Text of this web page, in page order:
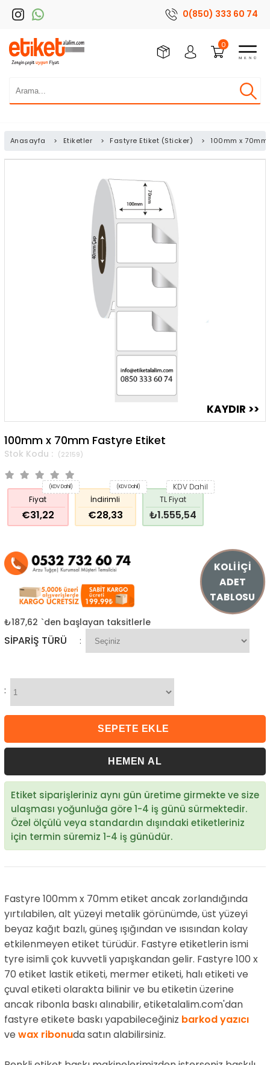
0(850) 333 60 74
0
Anasayfa > Etiketler > Fastyre Etiket (Sticker) > 100mm x
100mm x 70mm Fastyre Etiket
(22159)
Fiyat
€31,22
(KDV Dahil)
İndirimli
€28,33
(KDV Dahil)
TL Fiyat
₺1.555,54
KDV Dahil
₺187,62 `den başlayan taksitlerle
SIPARIŞ TÜRÜ :
:
Etiket siparişleriniz aynı gün üretime girmekte ve size
ulaşması yoğunluğa göre 1-4 iş günü sürmektedir.
Özel ölçülü veya standardın dışındaki etiketleriniz
için termin süremiz 1-4 iş günüdür.
Fastyre 100mm x 70mm etiket ancak zorlandığında
yırtılabilen, alt yüzeyi metalik görünümde, üst yüzeyi
beyaz kağıt bazlı, güneş ışığından ve ısısından kolay
etkilenmeyen etiket türüdür. Fastyre etiketlerin ismi
tyre isimli çok kuvvetli yapışkandan gelir. Fastyre 100 x
70 etiket lastik etiketi, mermer etiketi, halı etiketi ve
çuval etiketi olarakta bilinir ve bu etiketin üzerine
ancak ribonla baskı alınabilir, etiketalalim.com'dan
fastyre etikete baskı yapabileceğiniz barkod yazıcı
ve wax ribonuda satın alabilirsiniz.
KOLİ İÇİ
ADET
TABLOSU